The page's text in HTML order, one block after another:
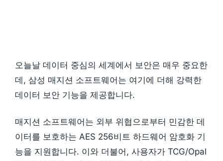
오늘날 데이터 중심의 세계에서 보안은 매우 중요한
데, 삼성 매지션 소프트웨어는 여기에 더해 강력한
데이터 보안 기능을 제공합니다.
매지션 소프트웨어는 외부 위협으로부터 민감한 데
이터를 보호하는 AES 256비트 하드웨어 암호화 기
능을 지원합니다. 이와 더불어, 사용자가 TCG/Opal